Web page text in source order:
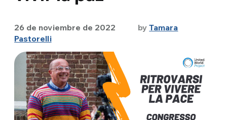
26 de noviembre de 2022 byTamara
Pastorelli